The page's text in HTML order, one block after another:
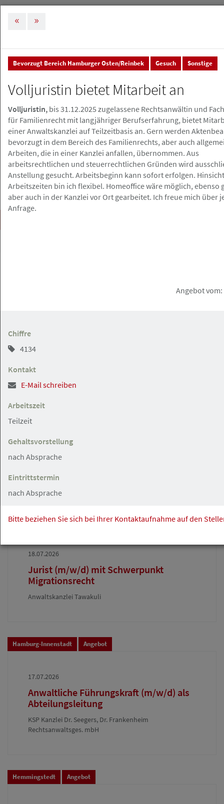
Stellenmarkt & Anzeigen Stellenanzeigen
Stellenanzeigen
Stellenanzeige erstellen
(erster) Berufserfahrung oder
Berufseinsteiger w/m/d
Hamburg und Umgebung
23.07.2026
Rechtsanwaltsfachangestellte in
Hamburg Angebot
18.07.2026
Jurist (m/w/d) mit Schwerpunkt
Migrationsrecht
Anwaltskanzlei Tawakuli
Hamburg-Innenstadt Angebot
17.07.2026
Anwaltliche Führungskraft (m/w/d) als
Abteilungsleitung
KSP Kanzlei Dr. Seegers, Dr. Frankenheim
Rechtsanwaltsges. mbH
Hemmingstedt Angebot
Bevorzugt Bereich Hamburger Osten/Reinbek Gesuch Sonstige
Volljuristin bietet Mitarbeit an
Volljuristin, bis 31.12.2025 zugelassene Rechtsanwältin und
für Familienrecht mit langjähriger Berufserfahrung, bietet
einer Anwaltskanzlei auf Teilzeitbasis an. Gern werden
bevorzugt in dem Bereich des Familienrechts, aber auch
Arbeiten, die in einer Kanzlei anfallen, übernommen. Aus
arbeitsrechtlichen und steuerrechtlichen Gründen wird
Anstellung gesucht. Arbeitsbeginn kann sofort erfolgen.
Arbeitszeiten bin ich flexibel. Homeoffice wäre möglich, ebenso
aber auch in der Kanzlei vor Ort gearbeitet. Ich freue mich über
Anfrage.
Angebot vom:
Chiffre
4134
Kontakt
Arbeitszeit
Teilzeit
Gehaltsvorstellung
nach Absprache
Eintrittstermin
nach Absprache
Bitte beziehen Sie sich bei Ihrer Kontaktaufnahme auf den